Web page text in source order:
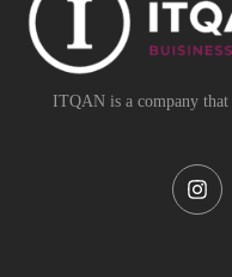
ITQAN is a company that